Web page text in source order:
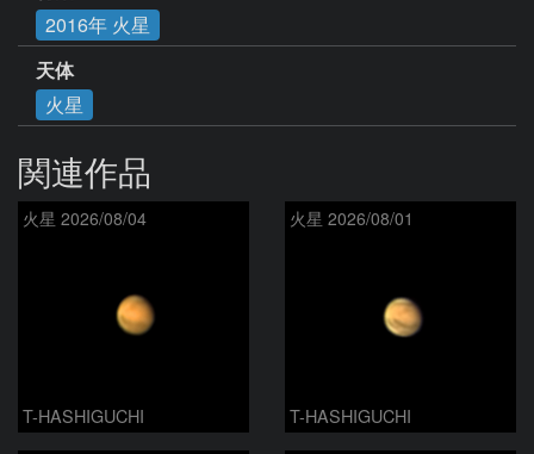
2016年 火星
天体
火星
関連作品
火星 2026/08/04
T-HASHIGUCHI
火星 2026/08/01
T-HASHIGUCHI